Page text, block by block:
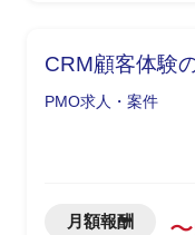
基
CRM顧客体験
PMO求人・案件
月額報酬